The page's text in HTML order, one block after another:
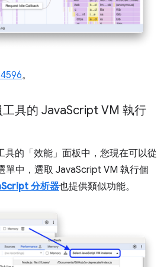
。
具的 JavaScript VM 執行
的「效能」 面板中，您現在可以從
單中，選取 JavaScript VM 執行個
分析器也提供類似功能。